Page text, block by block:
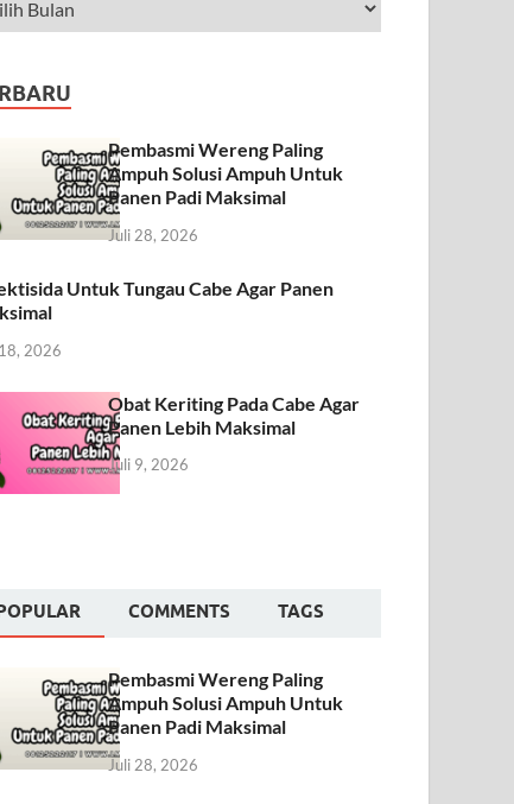
Pembasmi Wereng Paling
Ampuh Solusi Ampuh Untuk
Panen Padi Maksimal
Juli 28, 2026
Untuk Tungau Cabe Agar Panen
2026
Obat Keriting Pada Cabe Agar
Panen Lebih Maksimal
Juli 9, 2026
COMMENTS TAGS
Pembasmi Wereng Paling
Ampuh Solusi Ampuh Untuk
Panen Padi Maksimal
Juli 28, 2026